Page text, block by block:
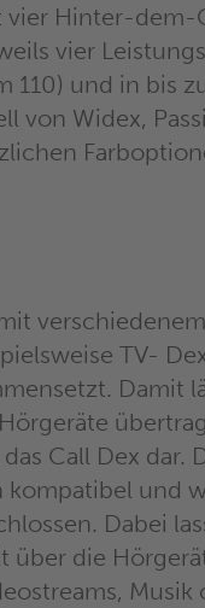
vier Hinter-
vier
110) und in bis
von Widex,
TV-
Damit
Call Dex dar.
und
Dabei
über die
Musik